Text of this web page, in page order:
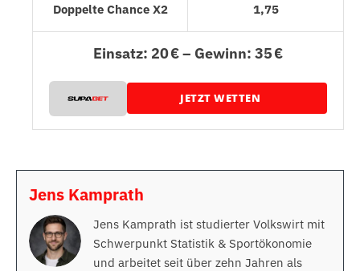
Doppelte Chance X2 1,75
Einsatz: 20 € – Gewinn: 35 €
JETZT WETTEN
Jens Kamprath
Jens Kamprath ist studierter Volkswirt mit
Schwerpunkt Statistik & Sportökonomie
und arbeitet seit über zehn Jahren als